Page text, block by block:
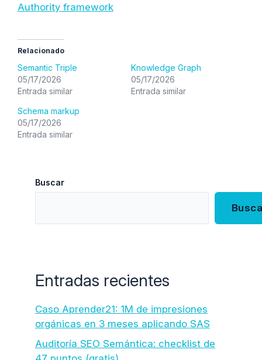
Authority framework
Relacionado
Semantic Triple
05/17/2026
Entrada similar
Knowledge Graph
05/17/2026
Entrada similar
Schema markup
05/17/2026
Entrada similar
Buscar
Entradas recientes
Caso Aprender21: 1M de impresiones
orgánicas en 3 meses aplicando SAS
Auditoría SEO Semántica: checklist de